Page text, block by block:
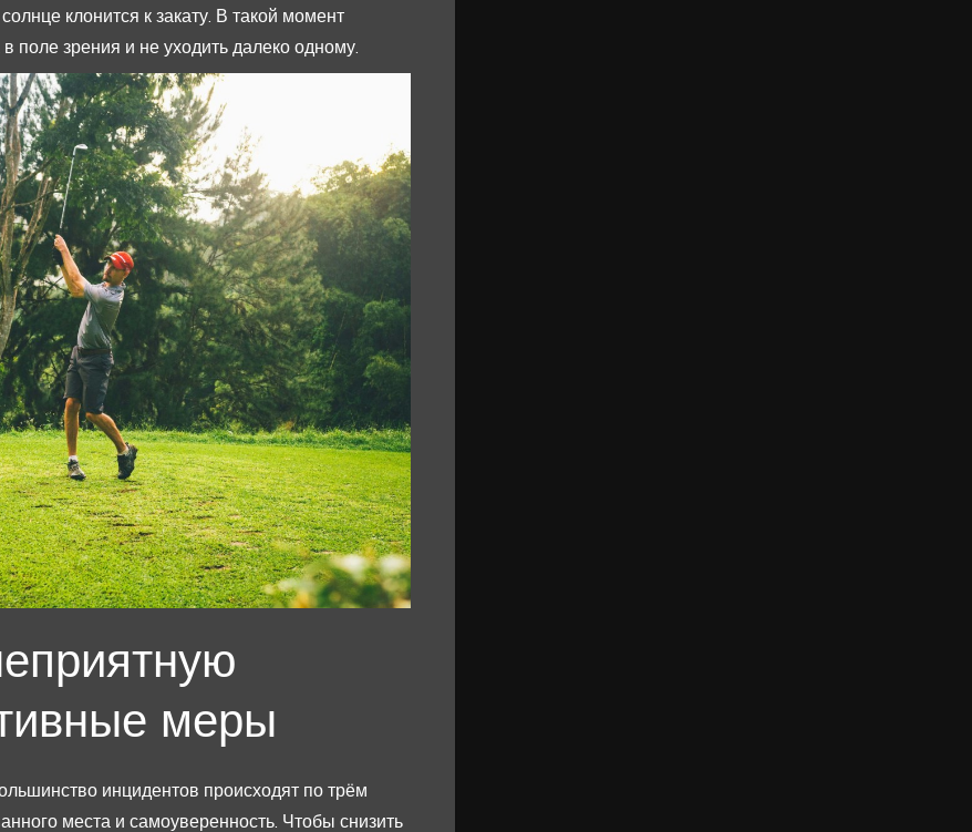
клонится к закату. В такой момент
поле зрения и не уходить далеко одному.
меры
инцидентов происходят по трём
места и самоуверенность. Чтобы снизить